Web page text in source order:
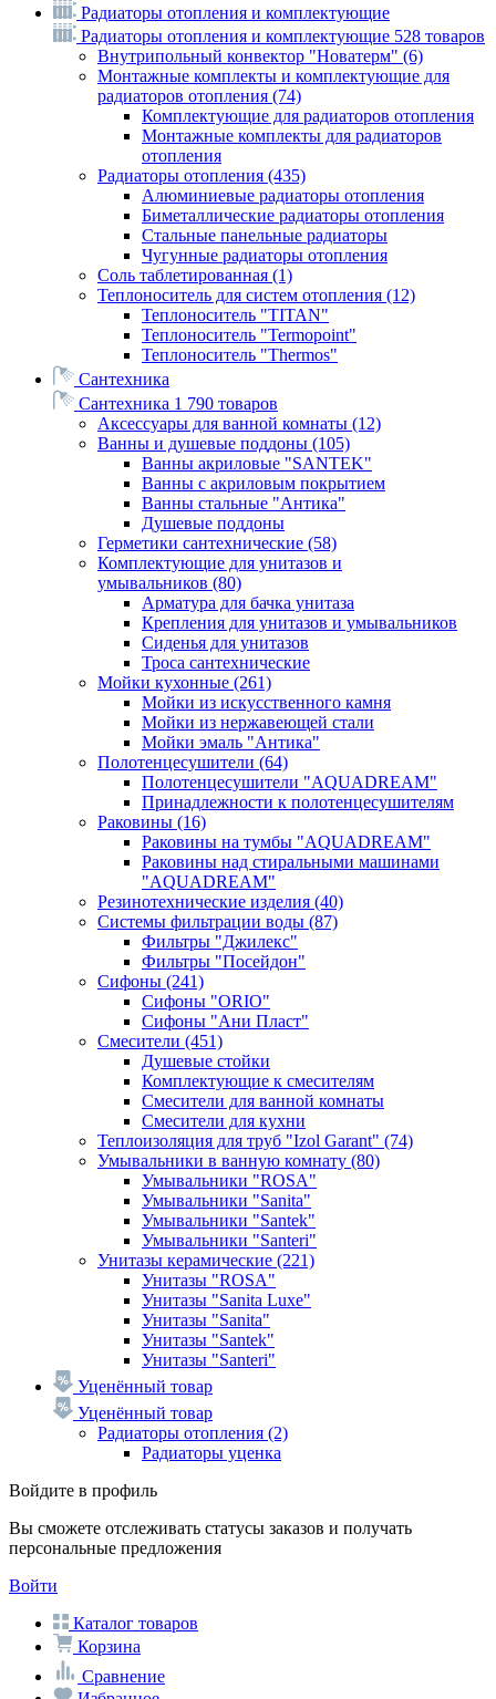
Радиаторы отопления и комплектующие
Радиаторы отопления и комплектующие 528 товаров
Внутрипольный конвектор "Новатерм" (6)
Монтажные комплекты и комплектующие для
радиаторов отопления (74)
Комплектующие для радиаторов отопления
Монтажные комплекты для радиаторов
отопления
Радиаторы отопления (435)
Алюминиевые радиаторы отопления
Биметаллические радиаторы отопления
Стальные панельные радиаторы
Чугунные радиаторы отопления
Соль таблетированная (1)
Теплоноситель для систем отопления (12)
Теплоноситель "TITAN"
Теплоноситель "Termopoint"
Теплоноситель "Thermos"
Сантехника
Сантехника 1 790 товаров
Аксессуары для ванной комнаты (12)
Ванны и душевые поддоны (105)
Ванны акриловые "SANTEK"
Ванны с акриловым покрытием
Ванны стальные "Антика"
Душевые поддоны
Герметики сантехнические (58)
Комплектующие для унитазов и
умывальников (80)
Арматура для бачка унитаза
Крепления для унитазов и умывальников
Сиденья для унитазов
Троса сантехнические
Мойки кухонные (261)
Мойки из искусственного камня
Мойки из нержавеющей стали
Мойки эмаль "Антика"
Полотенцесушители (64)
Полотенцесушители "AQUADREAM"
Принадлежности к полотенцесушителям
Раковины (16)
Раковины на тумбы "AQUADREAM"
Раковины над стиральными машинами
"AQUADREAM"
Резинотехнические изделия (40)
Системы фильтрации воды (87)
Фильтры "Джилекс"
Фильтры "Посейдон"
Сифоны (241)
Сифоны "ORIO"
Сифоны "Ани Пласт"
Смесители (451)
Душевые стойки
Комплектующие к смесителям
Смесители для ванной комнаты
Смесители для кухни
Теплоизоляция для труб "Izol Garant" (74)
Умывальники в ванную комнату (80)
Умывальники "ROSA"
Умывальники "Sanita"
Умывальники "Santek"
Умывальники "Santeri"
Унитазы керамические (221)
Унитазы "ROSA"
Унитазы "Sanita Luxe"
Унитазы "Sanita"
Унитазы "Santek"
Унитазы "Santeri"
Уценённый товар
Уценённый товар
Радиаторы отопления (2)
Радиаторы уценка
Войдите в профиль
Вы сможете отслеживать статусы заказов и получать
персональные предложения
Войти
Каталог товаров
Корзина
Сравнение